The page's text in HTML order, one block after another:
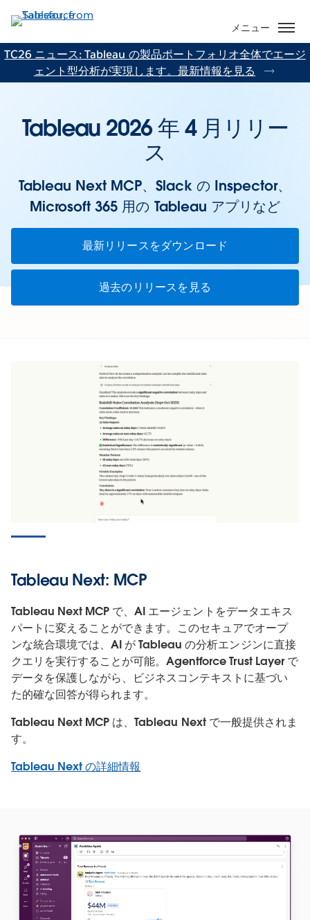
イ
ン
コ
メニュー
TC26 ニュース: Tableau の製品ポートフォリオ全体でエージ
ェント型分析が実現します。最新情報を見る
Tableau 2026 年 4 月リリー
ス
Tableau Next MCP、Slack の Inspector、
Microsoft 365 用の Tableau アプリなど
最新リリースをダウンロード
過去のリリースを見る
Tableau Next: MCP
Tableau Next MCP で、AI エージェントをデータエキス
パートに変えることができます。このセキュアでオープ
ンな統合環境では、AI が Tableau の分析エンジンに直接
クエリを実行することが可能。Agentforce Trust Layer で
データを保護しながら、ビジネスコンテキストに基づい
た的確な回答が得られます。
Tableau Next MCP は、Tableau Next で一般提供されま
す。
Tableau Next の詳細情報